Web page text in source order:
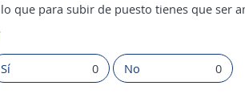
que para subir de puesto tienes que ser
Sí 0 No 0